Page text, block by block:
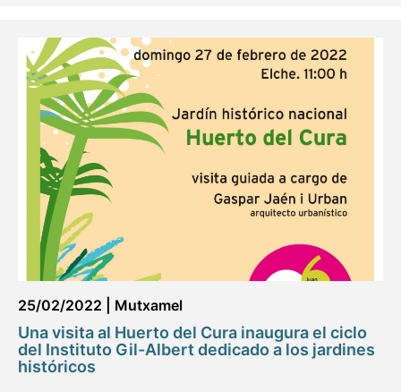
25/02/2022 Mutxamel
Una visita al Huerto del Cura inaugura el ciclo
del Instituto Gil-Albert dedicado a los jardines
históricos